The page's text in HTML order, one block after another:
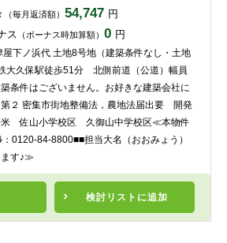
（毎月返済額） 54,747 円
ス （ボーナス時加算額） 0 円
検討リスト に追加
屋下ノ浜代 土地8号地（建築条件なし・土地
大久保駅徒歩51分 北側前道（公道）幅員
件はございません。お好きな建築会社に
２ 密集市街地整備法，農地法届出要 開発
米 佐山小学校区 久御山中学校区≪本物件
：0120-84-8800■■担当大名（おおみょう）
ます♪≫